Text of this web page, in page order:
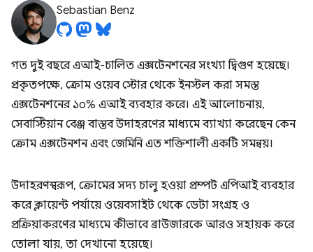
Sebastian Benz
গত দুই বছরে এআই-চালিত এক্সটেনশনের সংখ্যা দ্বিগুণ হয়েছে।
প্রকৃতপক্ষে, ক্রোম ওয়েব স্টোর থেকে ইনস্টল করা সমস্ত
এক্সটেনশনের ১০% এআই ব্যবহার করে। এই আলোচনায়,
সেবাস্টিয়ান বেঞ্জ বাস্তব উদাহরণের মাধ্যমে ব্যাখ্যা করেছেন কেন
ক্রোম এক্সটেনশন এবং জেমিনি এত শক্তিশালী একটি সমন্বয়।
উদাহরণস্বরূপ, ক্রোমের সদ্য চালু হওয়া প্রম্পট এপিআই ব্যবহার
করে ক্লায়েন্ট পর্যায়ে ওয়েবসাইট থেকে ডেটা সংগ্রহ ও
প্রক্রিয়াকরণের মাধ্যমে কীভাবে ব্রাউজারকে আরও সহায়ক করে
তোলা যায়, তা দেখানো হয়েছে।